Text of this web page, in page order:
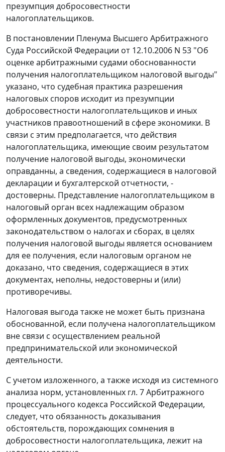
презумпция добросовестности
налогоплательщиков.
В постановлении Пленума Высшего Арбитражного
Суда Российской Федерации от 12.10.2006 N 53 "Об
оценке арбитражными судами обоснованности
получения налогоплательщиком налоговой выгоды"
указано, что судебная практика разрешения
налоговых споров исходит из презумпции
добросовестности налогоплательщиков и иных
участников правоотношений в сфере экономики. В
связи с этим предполагается, что действия
налогоплательщика, имеющие своим результатом
получение налоговой выгоды, экономически
оправданны, а сведения, содержащиеся в налоговой
декларации и бухгалтерской отчетности, -
достоверны. Представление налогоплательщиком в
налоговый орган всех надлежащим образом
оформленных документов, предусмотренных
законодательством о налогах и сборах, в целях
получения налоговой выгоды является основанием
для ее получения, если налоговым органом не
доказано, что сведения, содержащиеся в этих
документах, неполны, недостоверны и (или)
противоречивы.
Налоговая выгода также не может быть признана
обоснованной, если получена налогоплательщиком
вне связи с осуществлением реальной
предпринимательской или экономической
деятельности.
С учетом изложенного, а также исходя из системного
анализа норм, установленных гл. 7Арбитражного
процессуального кодекса Российской Федерации,
следует, что обязанность доказывания
обстоятельств, порождающих сомнения в
добросовестности налогоплательщика, лежит на